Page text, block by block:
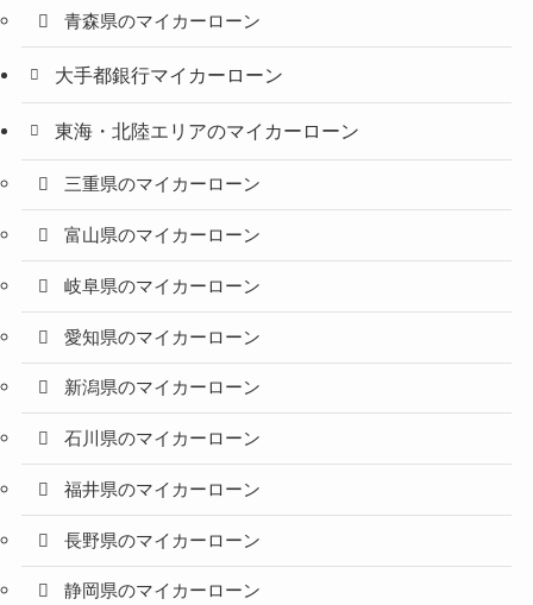
青森県のマイカーローン
大手都銀行マイカーローン
東海・北陸エリアのマイカーローン
三重県のマイカーローン
富山県のマイカーローン
岐阜県のマイカーローン
愛知県のマイカーローン
新潟県のマイカーローン
石川県のマイカーローン
福井県のマイカーローン
長野県のマイカーローン
静岡県のマイカーローン